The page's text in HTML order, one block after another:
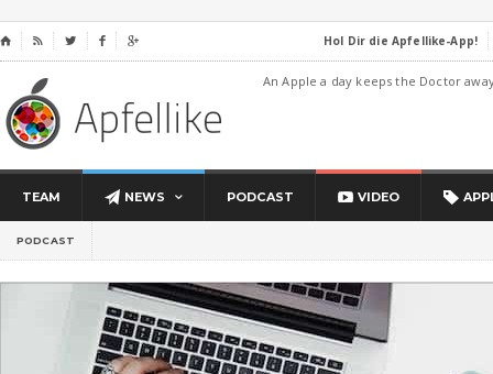
⌂     Hol Dir die Apfellike-App!
An Apple a day keeps the Doctor
TEAM NEWS PODCAST VIDEO
PODCAST